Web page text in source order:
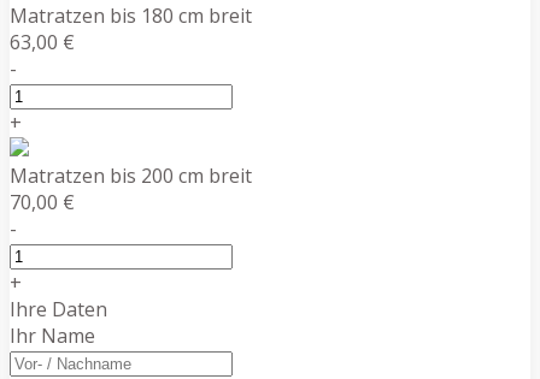
Matratzen bis 180 cm breit
63,00 €
-
+
Matratzen bis 200 cm breit
70,00 €
-
+
Ihre Daten
Ihr Name